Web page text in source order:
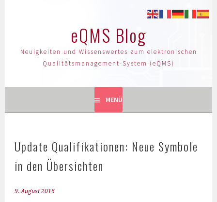
eQMS Blog
Neuigkeiten und Wissenswertes zum elektronischen
Qualitätsmanagement-System (eQMS)
MENÜ
Update Qualifikationen: Neue Symbole
in den Übersichten
9. August 2016